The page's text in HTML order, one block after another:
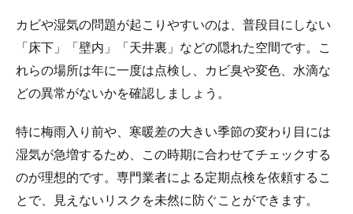
カビや湿気の問題が起こりやすいのは、普段目にしない
「床下」「壁内」「天井裏」などの隠れた空間です。こ
れらの場所は年に一度は点検し、カビ臭や変色、水滴な
どの異常がないかを確認しましょう。
特に梅雨入り前や、寒暖差の大きい季節の変わり目には
湿気が急増するため、この時期に合わせてチェックする
のが理想的です。専門業者による定期点検を依頼するこ
とで、見えないリスクを未然に防ぐことができます。